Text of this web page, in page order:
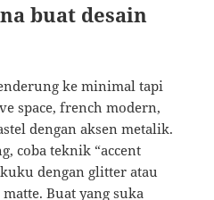
buat desain
ke minimal tapi
space, french modern,
dengan aksen metalik.
coba teknik “accent
dengan glitter atau
Buat yang suka